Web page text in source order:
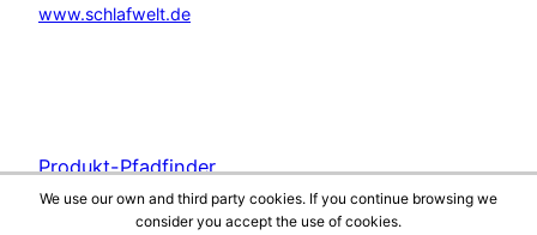
www.schlafwelt.de
Produkt-Pfadfinder
We use our own and third party cookies. If you continue browsing we
consider you accept the use of cookies.